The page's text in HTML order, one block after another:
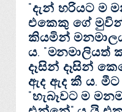
"දැන් හරියට ම
එකෙකු ගේ
කියමින්
ය. "මනමාලියත්
දෑසින් දෑසින්
ඇද ඇද කී ය.
"හැබෑවට ම